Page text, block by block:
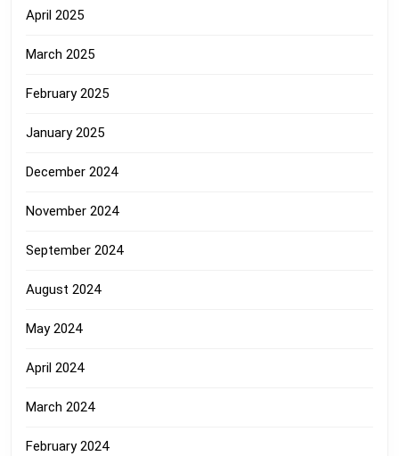
April 2025
March 2025
February 2025
January 2025
December 2024
November 2024
September 2024
August 2024
May 2024
April 2024
March 2024
February 2024